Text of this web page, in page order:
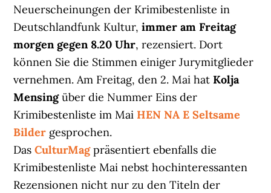
Neuerscheinungen der Krimibestenliste in
Deutschlandfunk Kultur,immer am Freitag
morgen gegen 8.20 Uhr, rezensiert. Dort
können Sie die Stimmen einiger Jurymitglieder
vernehmen. Am Freitag, den 2. Mai hatKolja
Mensingüber die Nummer Eins der
Krimibestenliste im Mai HEN NA E Seltsame
Bilder gesprochen.
DasCulturMagpräsentiert ebenfalls die
Krimibestenliste Mai nebst hochinteressanten
Rezensionen nicht nur zu den Titeln der